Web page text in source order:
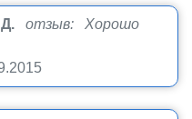
отзыв: Хорошо